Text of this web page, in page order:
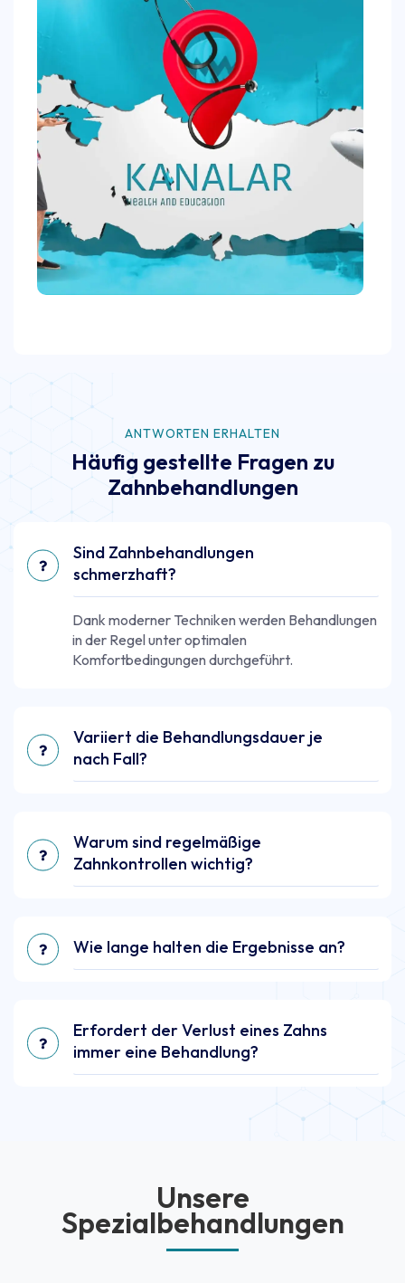
ANTWORTEN ERHALTEN
Häufig gestellte Fragen zu
Zahnbehandlungen
Sind Zahnbehandlungen
schmerzhaft?
Dank moderner Techniken werden Behandlungen
in der Regel unter optimalen
Komfortbedingungen durchgeführt.
Variiert die Behandlungsdauer je
nach Fall?
Warum sind regelmäßige
Zahnkontrollen wichtig?
Wie lange halten die Ergebnisse an?
Erfordert der Verlust eines Zahns
immer eine Behandlung?
Unsere
Spezialbehandlungen